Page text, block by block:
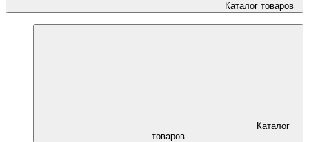
Каталог товаров
Каталог
товаров